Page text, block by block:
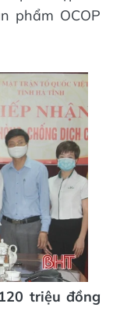
phẩm OCOP
triệu đồng